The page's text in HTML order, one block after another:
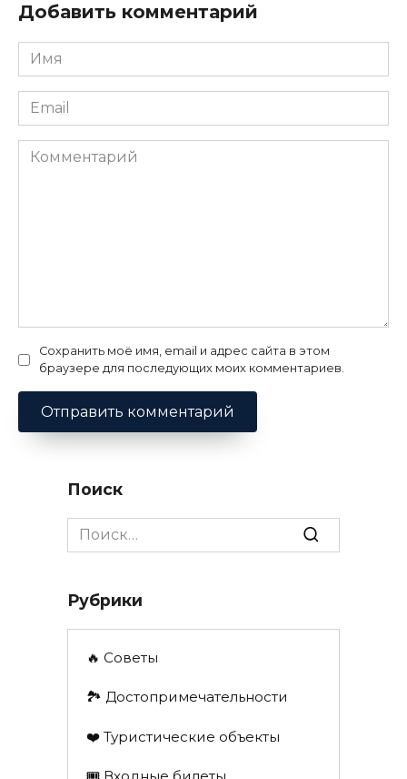
Добавить комментарий
Имя
*
Email
*
Комментарий
Сохранить моё имя, email и адрес сайта в этом
браузере для последующих моих комментариев.
Поиск
Search
for:
Рубрики
🔥 Советы
🏞️ Достопримечательности
❤️ Туристические объекты